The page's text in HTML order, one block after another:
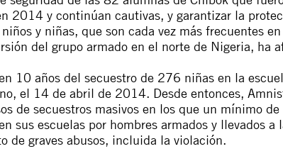
2014 y continúan cautivas, y garantizar la
y niñas, que son cada vez más frecuentes
del grupo armado en el norte de Nigeria, ha
10 años del secuestro de 276 niñas en la
el 14 de abril de 2014. Desde entonces,
de secuestros masivos en los que un mínimo
sus escuelas por hombres armados y llevados a
de graves abusos, incluida la violación.